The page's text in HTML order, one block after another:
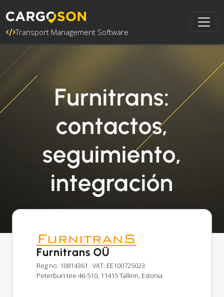
Transport Management Software
Furnitrans:
contactos,
seguimiento,
integración
Furnitrans OÜ
Reg no: 10814361 · VAT: EE100725023
Peterburi tee 46-510, 11415 Tallinn, Estonia